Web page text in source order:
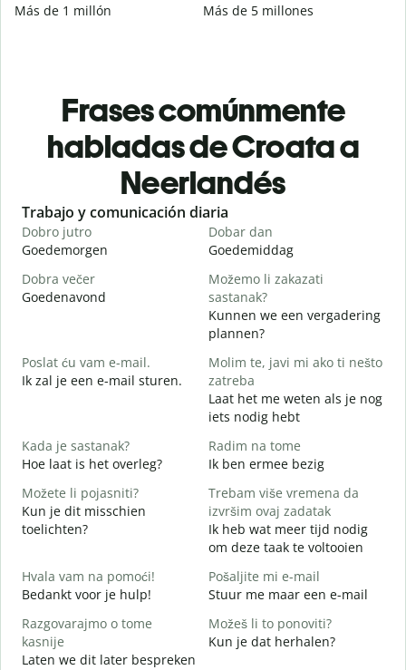
Más de 1 millón
Más de 5 millones
Frases comúnmente
habladas de Croata a
Neerlandés
Slide 1 of 6
Trabajo y comunicación diaria
Dobro jutro
Goedemorgen
Dobar dan
Goedemiddag
Dobra večer
Goedenavond
Možemo li zakazati
sastanak?
Kunnen we een vergadering
plannen?
Poslat ću vam e-mail.
Ik zal je een e-mail sturen.
Molim te, javi mi ako ti nešto
zatreba
Laat het me weten als je nog
iets nodig hebt
Kada je sastanak?
Hoe laat is het overleg?
Radim na tome
Ik ben ermee bezig
Možete li pojasniti?
Kun je dit misschien
toelichten?
Trebam više vremena da
izvršim ovaj zadatak
Ik heb wat meer tijd nodig
om deze taak te voltooien
Hvala vam na pomoći!
Bedankt voor je hulp!
Pošaljite mi e-mail
Stuur me maar een e-mail
Razgovarajmo o tome
kasnije
Laten we dit later bespreken
Možeš li to ponoviti?
Kun je dat herhalen?